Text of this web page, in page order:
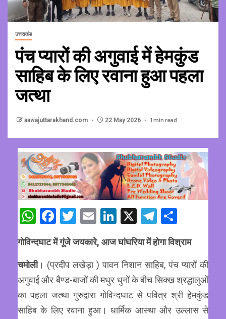
उत्तराखंड
पंच प्यारों की अगुवाई में हेमकुंड
साहिब के लिए रवाना हुआ पहला
जत्था
aawajuttarakhand.com 22 May 2026 1 min read
WhatsApp
Facebook
Twitter
EmailLinkedIn
X Telegram
गोविन्दघाट में गूंजे जयकारे, आज घांघरिया में होगा विश्राम
चमोली। (प्रदीप लखेड़ा ) पावन निशान साहिब, पंच प्यारों की
अगुवाई और बैण्ड-बाजों की मधुर धुनों के बीच सिक्ख श्रद्धालुओं
का पहला जत्था गुरुद्वारा गोविन्दघाट से पवित्र श्री हेमकुंड
साहिब के लिए रवाना हुआ। धार्मिक आस्था और उल्लास से